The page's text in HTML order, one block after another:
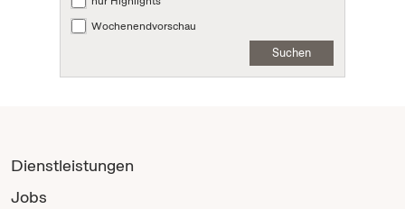
Wochenendvorschau
Suchen
Dienstleistungen
Jobs